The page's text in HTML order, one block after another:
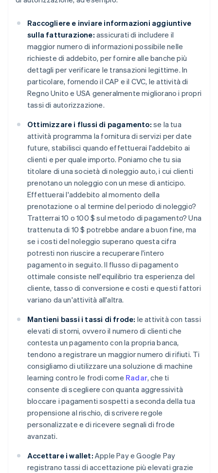
Raccogliere e inviare informazioni aggiuntive
sulla fatturazione: assicurati di includere il
maggior numero di informazioni possibile nelle
richieste di addebito, per fornire alle banche più
dettagli per verificare le transazioni legittime. In
particolare, fornendo il CAP e il CVC, le attività di
Regno Unito e USA generalmente migliorano i propri
tassi di autorizzazione.
Ottimizzare i flussi di pagamento: se la tua
attività programma la fornitura di servizi per date
future, stabilisci quando effettuerai l'addebito ai
clienti e per quale importo. Poniamo che tu sia
titolare di una società di noleggio auto, i cui clienti
prenotano un noleggio con un mese di anticipo.
Effettuerai l'addebito al momento della
prenotazione o al termine del periodo di noleggio?
Tratterrai 10 o 100 $ sul metodo di pagamento? Una
trattenuta di 10 $ potrebbe andare a buon fine, ma
se i costi del noleggio superano questa cifra
potresti non riuscire a recuperare l'intero
pagamento in seguito. Il flusso di pagamento
ottimale consiste nell'equilibrio tra esperienza del
cliente, tasso di conversione e costi e questi fattori
variano da un'attività all'altra.
Mantieni bassi i tassi di frode: le attività con tassi
elevati di storni, ovvero il numero di clienti che
contesta un pagamento con la propria banca,
tendono a registrare un maggior numero di rifiuti. Ti
consigliamo di utilizzare una soluzione di machine
learning contro le frodi come Radar, che ti
consente di scegliere con quanta aggressività
bloccare i pagamenti sospetti a seconda della tua
propensione al rischio, di scrivere regole
personalizzate e di ricevere segnali di frode
avanzati.
Accettare i wallet: Apple Pay e Google Pay
registrano tassi di accettazione più elevati grazie